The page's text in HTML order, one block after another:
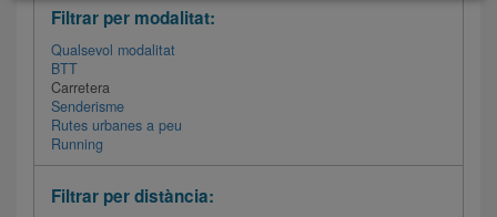
Filtrar per modalitat:
Qualsevol modalitat
BTT
Carretera
Senderisme
Rutes urbanes a peu
Running
Filtrar per distància: